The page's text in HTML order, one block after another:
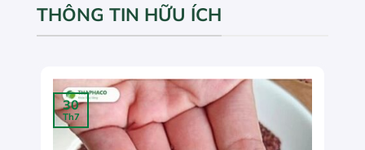
THÔNG TIN HỮU ÍCH
30
Th7